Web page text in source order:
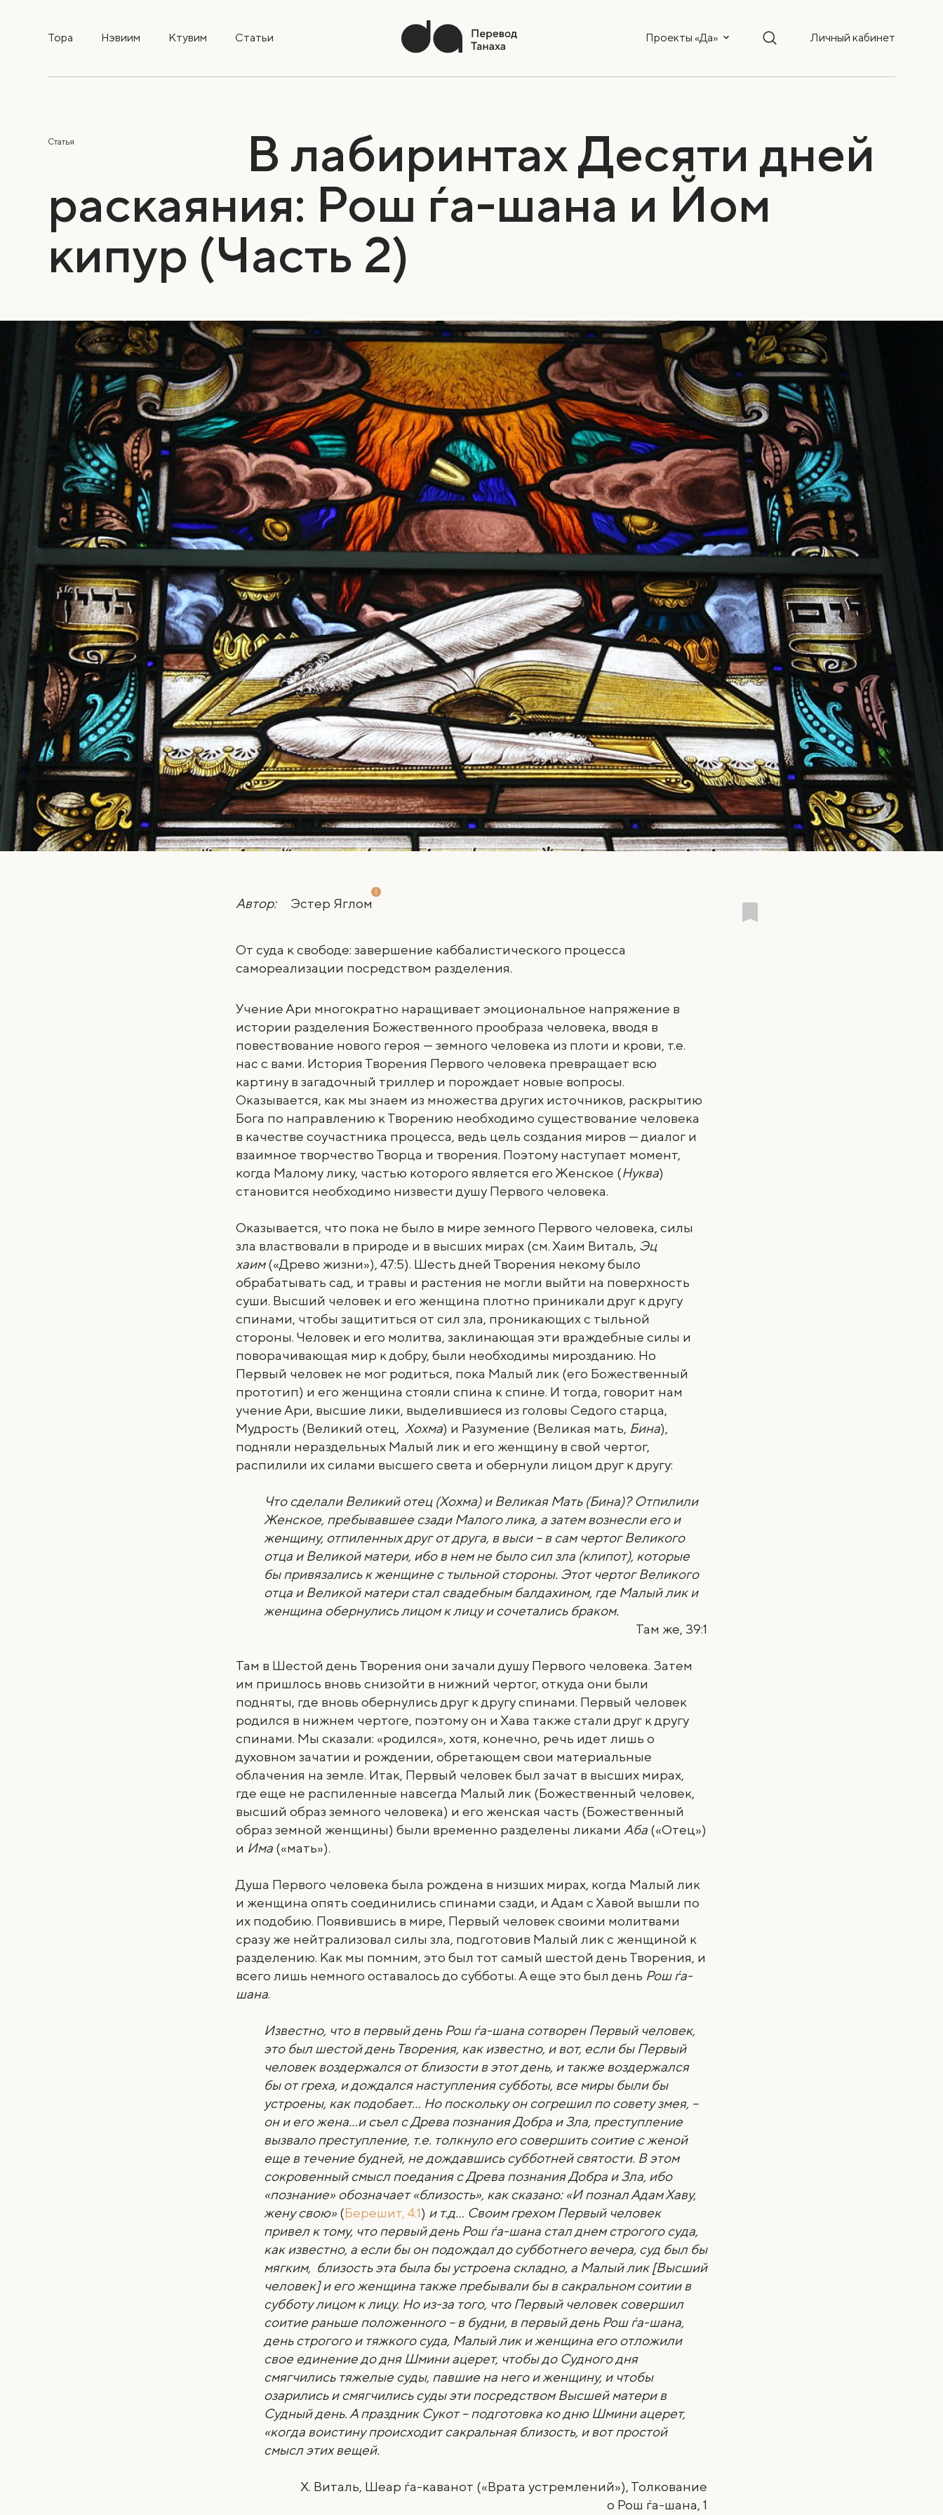
Тора Нэвиим Ктувим Статьи Проекты «Да» Личный кабинет
Статья
В лабиринтах Десяти дней
раскаяния: Рош ѓа-шана и Йом
кипур (Часть 2)
Автор: Эстер Яглом
От суда к свободе: завершение каббалистического процесса
самореализации посредством разделения.
Учение Ари многократно наращивает эмоциональное напряжение в
истории разделения Божественного прообраза человека, вводя в
повествование нового героя — земного человека из плоти и крови, т.е.
нас с вами. История Творения Первого человека превращает всю
картину в загадочный триллер и порождает новые вопросы.
Оказывается, как мы знаем из множества других источников, раскрытию
Бога по направлению к Творению необходимо существование человека
в качестве соучастника процесса, ведь цель создания миров — диалог и
взаимное творчество Творца и творения. Поэтому наступает момент,
когда Малому лику, частью которого является его Женское (Нуква)
становится необходимо низвести душу Первого человека.
Оказывается, что пока не было в мире земного Первого человека, силы
зла властвовали в природе и в высших мирах (см. Хаим Виталь, Эц
хаим(«Древо жизни»), 47:5). Шесть дней Творения некому было
обрабатывать сад, и травы и растения не могли выйти на поверхность
суши. Высший человек и его женщина плотно приникали друг к другу
спинами, чтобы защититься от сил зла, проникающих с тыльной
стороны. Человек и его молитва, заклинающая эти враждебные силы и
поворачивающая мир к добру, были необходимы мирозданию. Но
Первый человек не мог родиться, пока Малый лик (его Божественный
прототип) и его женщина стояли спина к спине. И тогда, говорит нам
учение Ари, высшие лики, выделившиеся из головы Седого старца,
Мудрость (Великий отец, Хохма) и Разумение (Великая мать, Бина),
подняли нераздельных Малый лик и его женщину в свой чертог,
распилили их силами высшего света и обернули лицом друг к другу:
Что сделали Великий отец (Хохма) и Великая Мать (Бина)? Отпилили
Женское, пребывавшее сзади Малого лика, а затем вознесли его и
женщину, отпиленных друг от друга, в выси – в сам чертог Великого
отца и Великой матери, ибо в нем не было сил зла (клипот), которые
бы привязались к женщине с тыльной стороны. Этот чертог Великого
отца и Великой матери стал свадебным балдахином, где Малый лик и
женщина обернулись лицом к лицу и сочетались браком.
Там же, 39:1
Там в Шестой день Творения они зачали душу Первого человека. Затем
им пришлось вновь снизойти в нижний чертог, откуда они были
подняты, где вновь обернулись друг к другу спинами. Первый человек
родился в нижнем чертоге, поэтому он и Хава также стали друг к другу
спинами. Мы сказали: «родился», хотя, конечно, речь идет лишь о
духовном зачатии и рождении, обретающем свои материальные
облачения на земле. Итак, Первый человек был зачат в высших мирах,
где еще не распиленные навсегда Малый лик (Божественный человек,
высший образ земного человека) и его женская часть (Божественный
образ земной женщины) были временно разделены ликами Аба («Отец»)
и Има («мать»).
Душа Первого человека была рождена в низших мирах, когда Малый лик
и женщина опять соединились спинами сзади, и Адам с Хавой вышли по
их подобию. Появившись в мире, Первый человек своими молитвами
сразу же нейтрализовал силы зла, подготовив Малый лик с женщиной к
разделению. Как мы помним, это был тот самый шестой день Творения, и
всего лишь немного оставалось до субботы. А еще это был день Рош ѓа-
шана.
Известно, что в первый день Рош ѓа-шана сотворен Первый человек,
это был шестой день Творения, как известно, и вот, если бы Первый
человек воздержался от близости в этот день, и также воздержался
бы от греха, и дождался наступления субботы, все миры были бы
устроены, как подобает… Но поскольку он согрешил по совету змея, –
он и его жена…и съел с Древа познания Добра и Зла, преступление
вызвало преступление, т.е. толкнуло его совершить соитие с женой
еще в течение будней, не дождавшись субботней святости. В этом
сокровенный смысл поедания с Древа познания Добра и Зла, ибо
«познание» обозначает «близость», как сказано: «И познал Адам Хаву,
жену свою» (Берешит, 4:1) и т.д… Своим грехом Первый человек
привел к тому, что первый день Рош ѓа-шана стал днем строгого суда,
как известно, а если бы он подождал до субботнего вечера, суд был бы
мягким, близость эта была бы устроена складно, а Малый лик [Высший
человек] и его женщина также пребывали бы в сакральном соитии в
субботу лицом к лицу. Но из-за того, что Первый человек совершил
соитие раньше положенного – в будни, в первый день Рош ѓа-шана,
день строгого и тяжкого суда, Малый лик и женщина его отложили
свое единение до дня Шмини ацерет, чтобы до Судного дня
смягчились тяжелые суды, павшие на него и женщину, и чтобы
озарились и смягчились суды эти посредством Высшей матери в
Судный день. А праздник Сукот – подготовка ко дню Шмини ацерет,
«когда воистину происходит сакральная близость, и вот простой
смысл этих вещей.
Х. Виталь, Шеар ѓа-каванот («Врата устремлений»), Толкование
о Рош ѓа-шана, 1